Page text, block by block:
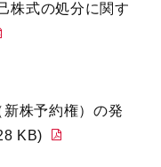
株式の処分に関す
株予約権）の発
KB)